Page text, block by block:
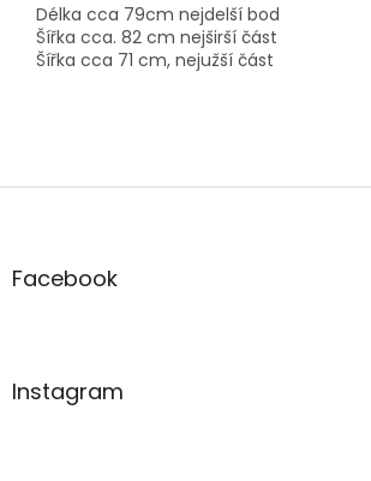
Délka cca 79cm nejdelší bod
Šířka cca. 82 cm nejširší část
Šířka cca 71 cm, nejužší část
Z
aFacebook
Instagram